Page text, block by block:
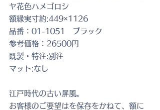
ヤ花色ハメゴロシ
額縁実寸約:449×1126
品番：01-1051　ブラック
参考価格：26500円
既製・特注:別注
マット:なし
江戸時代の古い屏風。
お客様のご要望はを保存をかねて、額に